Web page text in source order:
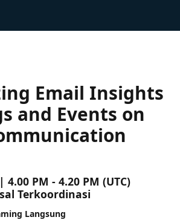
Email Insights
and Events on
PM - 4.20 PM (UTC)
Terkoordinasi
Langsung